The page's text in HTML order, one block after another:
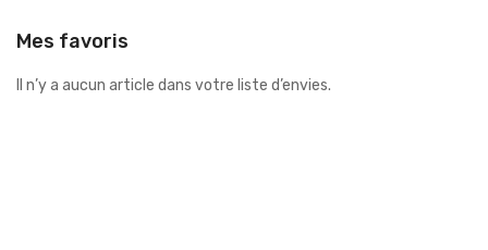
Mes favoris
Il n’y a aucun article dans votre liste d’envies.